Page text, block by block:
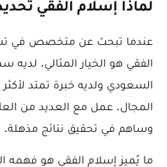
لماذا إسلام الفقي
عندما تبحث عن متخصص في
الفقي هو الخيار المثالي.
المجال. عمل مع العديد من
وساهم في تحقيق نتائج مذهلة.
ما يُميز إسلام الفقي هو فهمه